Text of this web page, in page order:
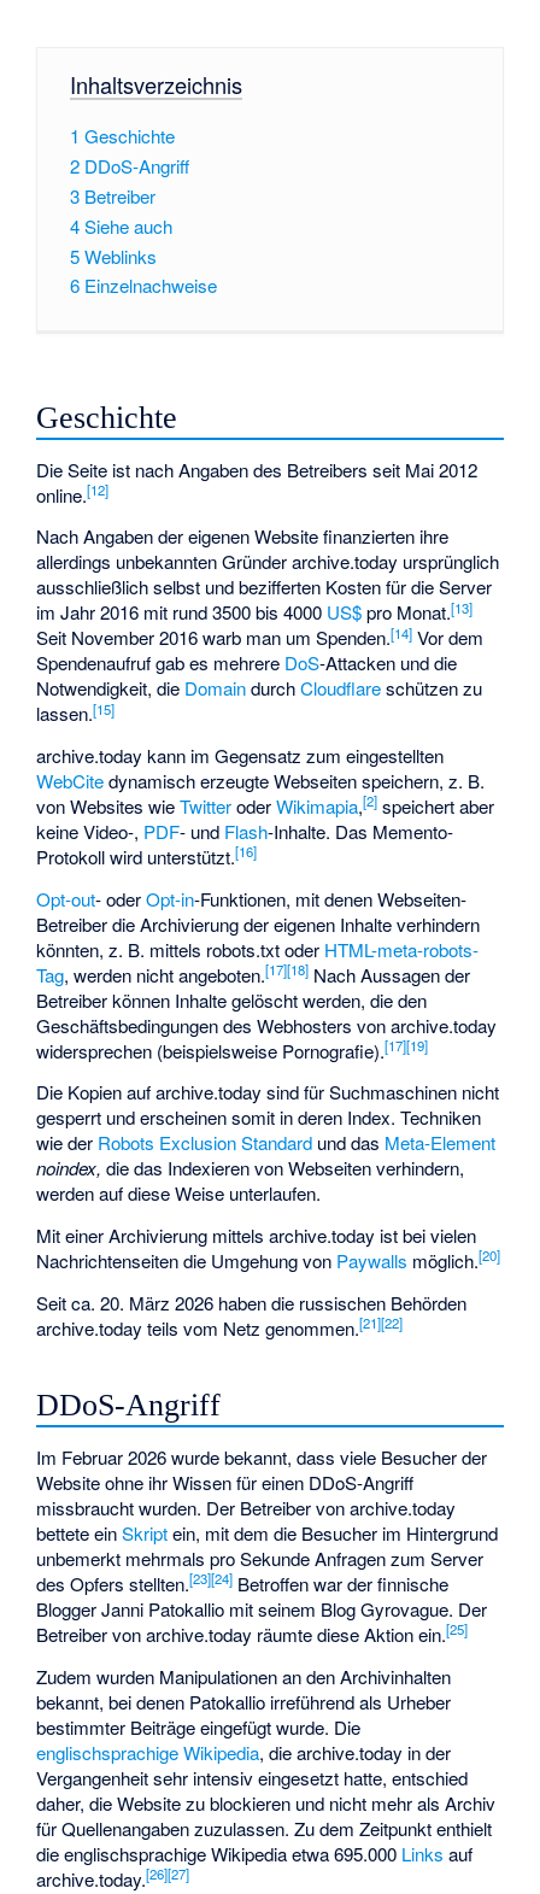
Inhaltsverzeichnis
1 Geschichte
2 DDoS-Angriff
3 Betreiber
4Siehe auch
5Weblinks
6 Einzelnachweise
Geschichte
Die Seite ist nach Angaben des Betreibers seit Mai 2012
online.[12]
Nach Angaben der eigenen Website finanzierten ihre
allerdings unbekannten Gründer archive.today ursprünglich
ausschließlich selbst und bezifferten Kosten für die Server
im Jahr 2016 mit rund 3500 bis 4000 US$pro Monat.[13]
Seit November 2016 warb man um Spenden.[14] Vor dem
Spendenaufruf gab es mehrere DoS-Attacken und die
Notwendigkeit, die DomaindurchCloudflareschützen zu
lassen.[15]
archive.today kann im Gegensatz zum eingestellten
WebCitedynamisch erzeugte Webseiten speichern, z. B.
von Websites wieTwitteroderWikimapia,[2] speichert aber
keine Video-, PDF- und Flash-Inhalte. Das Memento-
Protokoll wird unterstützt.[16]
Opt-out- oderOpt-in-Funktionen, mit denen Webseiten-
Betreiber die Archivierung der eigenen Inhalte verhindern
könnten, z. B. mittels robots.txt oder HTML-meta-robots-
Tag, werden nicht angeboten.[17][18] Nach Aussagen der
Betreiber können Inhalte gelöscht werden, die den
Geschäftsbedingungen des Webhosters von archive.today
widersprechen (beispielsweise Pornografie).[17][19]
Die Kopien auf archive.today sind für Suchmaschinen nicht
gesperrt und erscheinen somit in deren Index. Techniken
wie der Robots Exclusion Standard und das Meta-Element
noindex, die das Indexieren von Webseiten verhindern,
werden auf diese Weise unterlaufen.
Mit einer Archivierung mittels archive.today ist bei vielen
Nachrichtenseiten die Umgehung von Paywalls möglich.[20]
Seit ca. 20. März 2026 haben die russischen Behörden
archive.today teils vom Netz genommen.[21][22]
DDoS-Angriff
Im Februar 2026 wurde bekannt, dass viele Besucher der
Website ohne ihr Wissen für einen DDoS-Angriff
missbraucht wurden. Der Betreiber von archive.today
bettete einSkriptein, mit dem die Besucher im Hintergrund
unbemerkt mehrmals pro Sekunde Anfragen zum Server
des Opfers stellten.[23][24] Betroffen war der finnische
Blogger Janni Patokallio mit seinem Blog Gyrovague. Der
Betreiber von archive.today räumte diese Aktion ein.[25]
Zudem wurden Manipulationen an den Archivinhalten
bekannt, bei denen Patokallio irreführend als Urheber
bestimmter Beiträge eingefügt wurde. Die
englischsprachige Wikipedia, die archive.today in der
Vergangenheit sehr intensiv eingesetzt hatte, entschied
daher, die Website zu blockieren und nicht mehr als Archiv
für Quellenangaben zuzulassen. Zu dem Zeitpunkt enthielt
die englischsprachige Wikipedia etwa 695.000 Links auf
archive.today.[26][27]